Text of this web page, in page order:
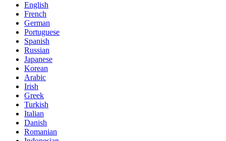
English
French
German
Portuguese
Spanish
Russian
Japanese
Korean
Arabic
Irish
Greek
Turkish
Italian
Danish
Romanian